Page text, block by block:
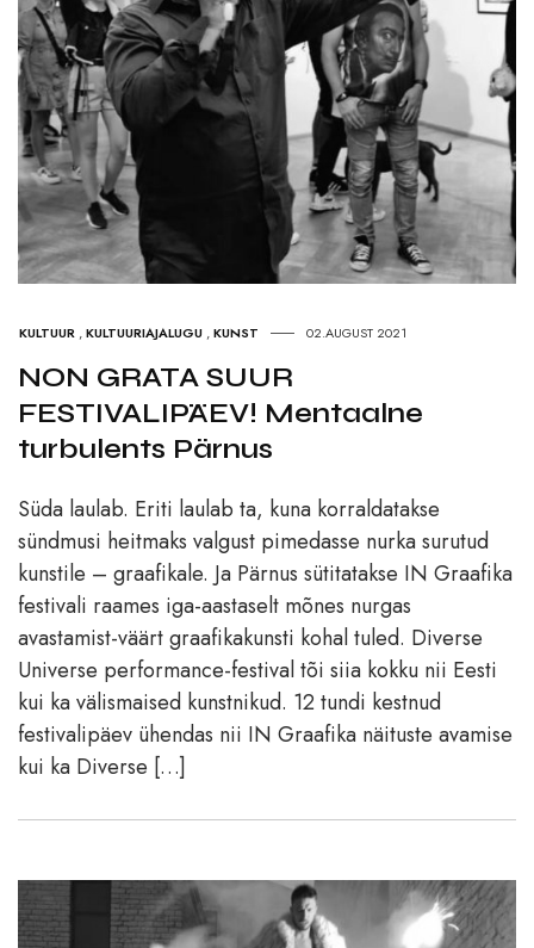
KULTUUR ,KULTUURIAJALUGU ,KUNST 02.AUGUST 2021
NON GRATA SUUR
FESTIVALIPÄEV! Mentaalne
turbulents Pärnus
Süda laulab. Eriti laulab ta, kuna korraldatakse
sündmusi heitmaks valgust pimedasse nurka surutud
kunstile – graafikale. Ja Pärnus sütitatakse IN Graafika
festivali raames iga-aastaselt mõnes nurgas
avastamist-väärt graafikakunsti kohal tuled. Diverse
Universe performance-festival tõi siia kokku nii Eesti
kui ka välismaised kunstnikud. 12 tundi kestnud
festivalipäev ühendas nii IN Graafika näituste avamise
kui ka Diverse […]